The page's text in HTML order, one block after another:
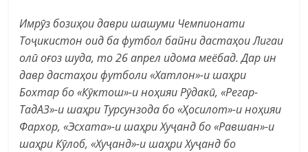
Имрӯз бозиҳои даври шашуми Чемпионати
Тоҷикистон оид ба футбол байни дастаҳои Лигаи
олӣ оғоз шуда, то 26 апрел идома меёбад. Дар ин
давр дастаҳои футболи «Хатлон»-и шаҳри
Бохтар бо «Кӯктош»-и ноҳияи Рӯдакӣ, «Регар-
ТадАЗ»-и шаҳри Турсунзода бо «Ҳосилот»-и ноҳияи
Фархор, «Эсхата»-и шаҳри Хуҷанд бо «Равшан»-и
шаҳри Кӯлоб, «Хуҷанд»-и шаҳри Хуҷанд бо